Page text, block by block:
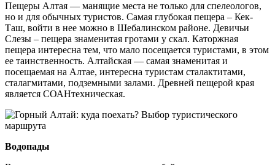
Пещеры Алтая — манящие места не только для спелеологов,
но и для обычных туристов. Самая глубокая пещера – Кек-
Таш, войти в нее можно в Шебалинском районе. Девичьи
Слезы – пещера знаменитая гротами у скал. Каторжная
пещера интересна тем, что мало посещается туристами, в этом
ее таинственность. Алтайская — самая знаменитая и
посещаемая на Алтае, интересна туристам сталактитами,
сталагмитами, подземными залами. Древней пещерой края
является СОАНтехническая.
Водопады